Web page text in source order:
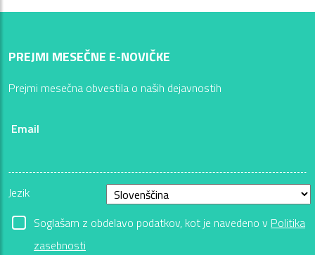
PREJMI MESEČNE E-NOVIČKE
Prejmi mesečna obvestila o naših dejavnostih
Email
Jezik
Soglašam z obdelavo podatkov, kot je navedeno v Politika
zasebnosti